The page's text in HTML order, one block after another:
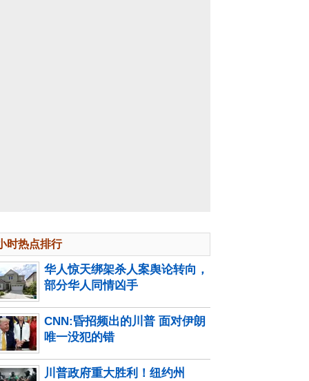
时热点排行
华人惊天绑架杀人案舆论转向，
部分华人同情凶手
CNN:昏招频出的川普 面对伊朗
唯一没犯的错
川普政府重大胜利！纽约州